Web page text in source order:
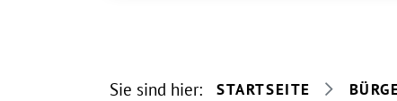
Sie sind hier: STARTSEITE